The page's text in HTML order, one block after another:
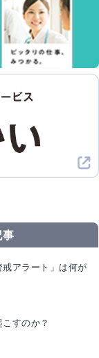
事
アラート」は何が
すのか？